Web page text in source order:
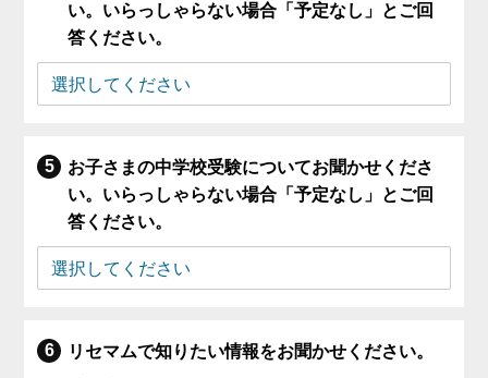
い。いらっしゃらない場合「予定なし」とご回
答ください。
お子さまの中学校受験についてお聞かせくださ
い。いらっしゃらない場合「予定なし」とご回
答ください。
リセマムで知りたい情報をお聞かせください。